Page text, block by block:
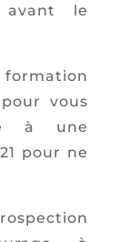
avant le
vous
à une
pour ne